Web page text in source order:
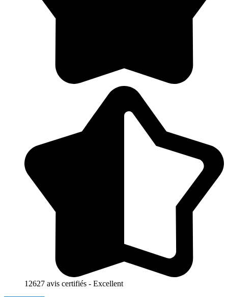
12627 avis certifiés - Excellent